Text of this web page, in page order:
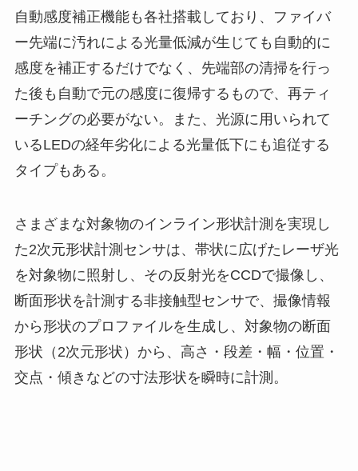
自動感度補正機能も各社搭載しており、ファイバ
ー先端に汚れによる光量低減が生じても自動的に
感度を補正するだけでなく、先端部の清掃を行っ
た後も自動で元の感度に復帰するもので、再ティ
ーチングの必要がない。また、光源に用いられて
いるLEDの経年劣化による光量低下にも追従する
タイプもある。
さまざまな対象物のインライン形状計測を実現し
た2次元形状計測センサは、帯状に広げたレーザ光
を対象物に照射し、その反射光をCCDで撮像し、
断面形状を計測する非接触型センサで、撮像情報
から形状のプロファイルを生成し、対象物の断面
形状（2次元形状）から、高さ・段差・幅・位置・
交点・傾きなどの寸法形状を瞬時に計測。